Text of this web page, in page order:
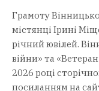
Грамоту
містянці Ірині
річний ювілей.
війни» та
2026 році
посиланням на